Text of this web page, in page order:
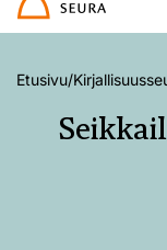
Etusivu/